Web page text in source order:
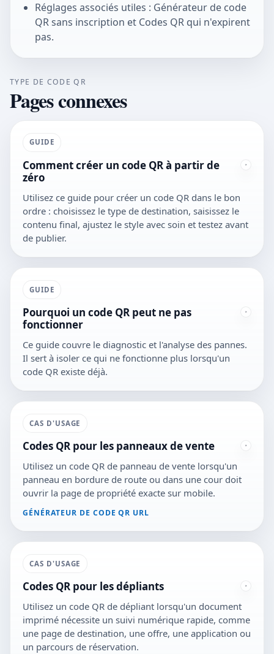
Réglages associés utiles : Générateur de code
QR sans inscription et Codes QR qui n'expirent
pas.
TYPE DE CODE QR
Pages connexes
GUIDE
Comment créer un code QR à partir de
zéro
Utilisez ce guide pour créer un code QR dans le bon
ordre : choisissez le type de destination, saisissez le
contenu final, ajustez le style avec soin et testez avant
de publier.
GUIDE
Pourquoi un code QR peut ne pas
fonctionner
Ce guide couvre le diagnostic et l'analyse des pannes.
Il sert à isoler ce qui ne fonctionne plus lorsqu'un
code QR existe déjà.
CAS D'USAGE
Codes QR pour les panneaux de vente
Utilisez un code QR de panneau de vente lorsqu'un
panneau en bordure de route ou dans une cour doit
ouvrir la page de propriété exacte sur mobile.
GÉNÉRATEUR DE CODE QR URL
CAS D'USAGE
Codes QR pour les dépliants
Utilisez un code QR de dépliant lorsqu'un document
imprimé nécessite un suivi numérique rapide, comme
une page de destination, une offre, une application ou
un parcours de réservation.